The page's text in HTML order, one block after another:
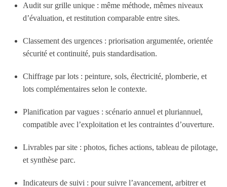
Audit sur grille unique : même méthode, mêmes niveaux
d’évaluation, et restitution comparable entre sites.
Classement des urgences : priorisation argumentée, orientée
sécurité et continuité, puis standardisation.
Chiffrage par lots : peinture, sols, électricité, plomberie, et
lots complémentaires selon le contexte.
Planification par vagues : scénario annuel et pluriannuel,
compatible avec l’exploitation et les contraintes d’ouverture.
Livrables par site : photos, fiches actions, tableau de pilotage,
et synthèse parc.
Indicateurs de suivi : pour suivre l’avancement, arbitrer et